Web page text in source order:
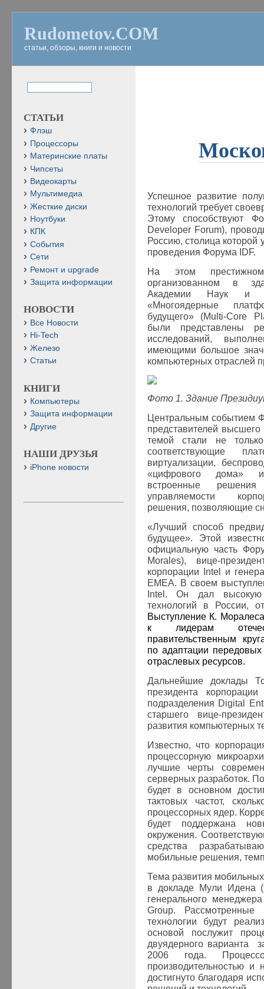
Rudometov.COM
статьи, обзоры, книги и новости
Успешное развитие
технологий требует
Этому способствуют
Developer Forum),
Россию, столица которой
проведения Форума
IDF.
На этом престижном
организованном в
Академии Наук и
«Многоядерные
будущего» (Multi-Core
были представлены
исследований,
имеющими большое
компьютерных отраслей
Фото 1. Здание
Центральным событием
представителей
темой стали не
соответствующие
виртуализации,
«цифрового дома» и
встроенные
управляемости
решения, позволяющие
«Лучший способ
будущее». Этой
официальную часть
Morales), вице-
корпорации Intel и
ЕМЕА. В своем
Intel . Он дал высокую
технологий в России,
Выступление К.
к лидерам
правительственным
по адаптации
отраслевых ресурсов.
Дальнейшие доклады
президента
подразделения Digital
старшего вице-
развития компьютерных
Известно, что
процессорную
лучшие черты
серверных разработок.
будет в основном
тактовых частот,
процессорных ядер.
будет поддержана
окружения.
средства
мобильные решения,
Тема развития
в докладе Мули Идена
генерального
Group.
технологии будут
основой послужит
двуядерного варианта
2006 года.
производительностью и
достигнуто благодаря
СТАТЬИ
Флэш
Процессоры
Материнские платы
Чипсеты
Видеокарты
Мультимедиа
Жесткие диски
Ноутбуки
КПК
События
Сети
Ремонт и upgrade
Защита информации
НОВОСТИ
Все Новости
Hi-Tech
Железо
Статьи
КНИГИ
Компьютеры
Защита информации
Другие
НАШИ ДРУЗЬЯ
iPhone новости